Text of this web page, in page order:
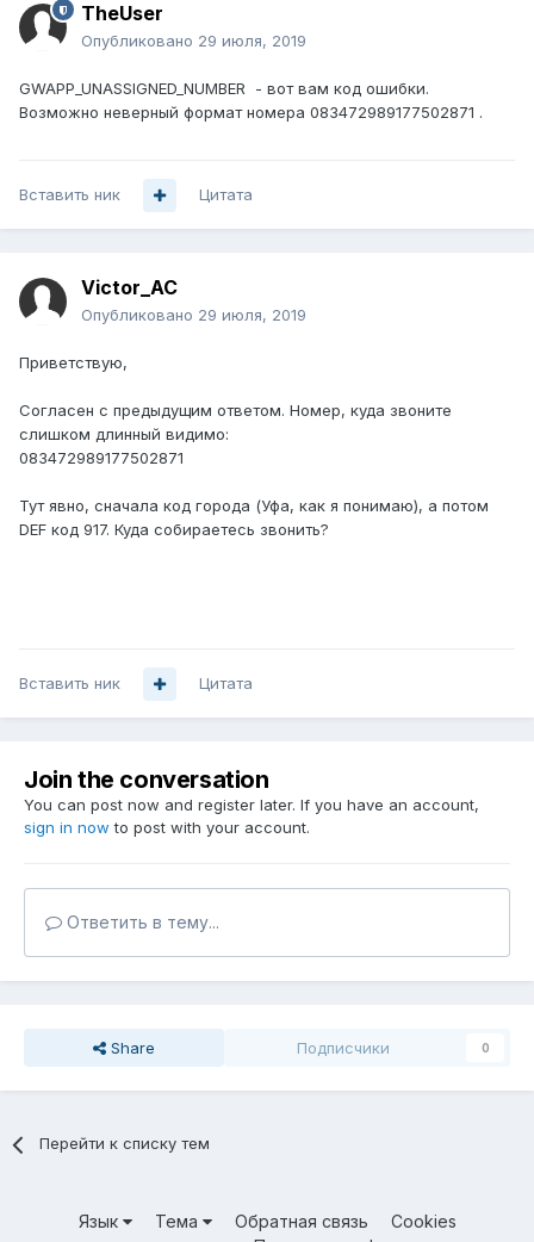
TheUser
Опубликовано 29 июля, 2019
GWAPP_UNASSIGNED_NUMBER - вот вам код ошибки.
Возможно неверный формат номера 083472989177502871 .
Вставить ник Цитата
Victor_AC
Опубликовано 29 июля, 2019
Приветствую,
Согласен с предыдущим ответом. Номер, куда звоните
слишком длинный видимо:
083472989177502871
Тут явно, сначала код города (Уфа, как я понимаю), а потом
DEF код 917. Куда собираетесь звонить?
Вставить ник Цитата
Join the conversation
You can post now and register later. If you have an account,
sign in now to post with your account.
Ответить в тему...
Share Подписчики 0
Перейти к списку тем
Язык Тема Обратная связь
Cookies